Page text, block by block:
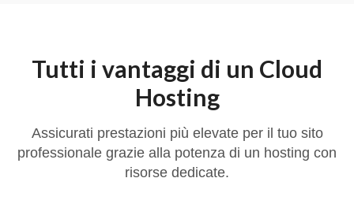
Tutti i vantaggi di un Cloud
Hosting
Assicurati prestazioni più elevate per il tuo sito
professionale grazie alla potenza di un hosting con
risorse dedicate.